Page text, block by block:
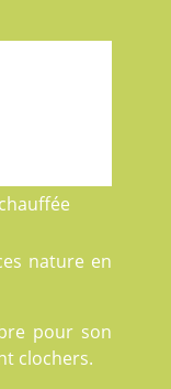
nature en
pour son
clochers.